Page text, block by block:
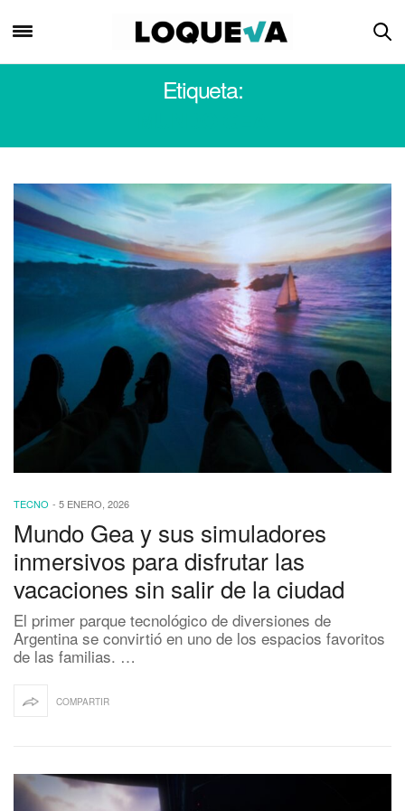
Etiqueta:
TECNO - 5 ENERO, 2026
Mundo Gea y sus simuladores
inmersivos para disfrutar las
vacaciones sin salir de la ciudad
El primer parque tecnológico de diversiones de
Argentina se convirtió en uno de los espacios favoritos
de las familias. …
COMPARTIR